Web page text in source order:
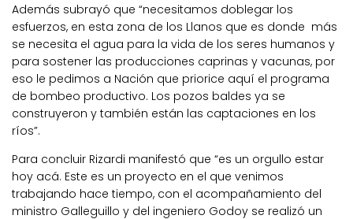
Además subrayó que “necesitamos doblegar los
esfuerzos, en esta zona de los Llanos que es donde más
se necesita el agua para la vida de los seres humanos y
para sostener las producciones caprinas y vacunas, por
eso le pedimos a Nación que priorice aquí el programa
de bombeo productivo. Los pozos baldes ya se
construyeron y también están las captaciones en los
ríos”.
Para concluir Rizardi manifestó que “es un orgullo estar
hoy acá. Este es un proyecto en el que venimos
trabajando hace tiempo, con el acompañamiento del
ministro Galleguillo y del ingeniero Godoy se realizó un